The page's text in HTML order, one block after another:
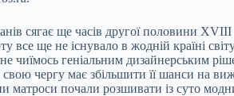
сягає ще часів другої половини XVIII
все ще не існувало в жодній країні
чиїмось геніальним дизайнерським
чергу має збільшити її шанси на
матроси почали розшивати із суто